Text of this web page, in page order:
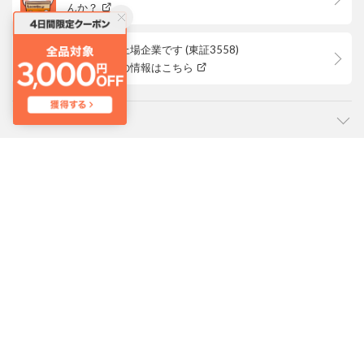
んか？
ロコンドは上場企業です (東証3558)
株主優待等の情報はこちら